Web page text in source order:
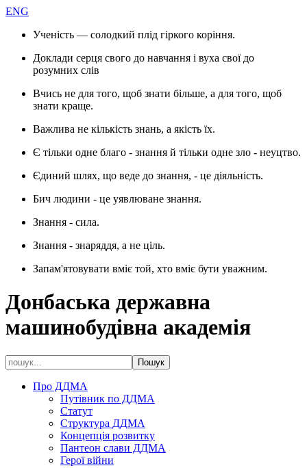
ENG
Ученість — солодкий плід гіркого коріння.
Доклади серця свого до навчання і вуха свої до
розумних слів
Вчись не для того, щоб знати більше, а для того, щоб
знати краще.
Важлива не кількість знань, а якість їх.
Є тільки одне благо - знання й тільки одне зло - неуцтво.
Єдиний шлях, що веде до знання, - це діяльність.
Бич людини - це уявлюване знання.
Знання - сила.
Знання - знаряддя, а не ціль.
Запам'ятовувати вміє той, хто вміє бути уважним.
Донбаська державна
машинобудівна академія
Про ДДМА
Путівник по ДДМА
Статут
Структура ДДМА
Концепція розвитку
Пантеон слави ДДМА
Герої війни